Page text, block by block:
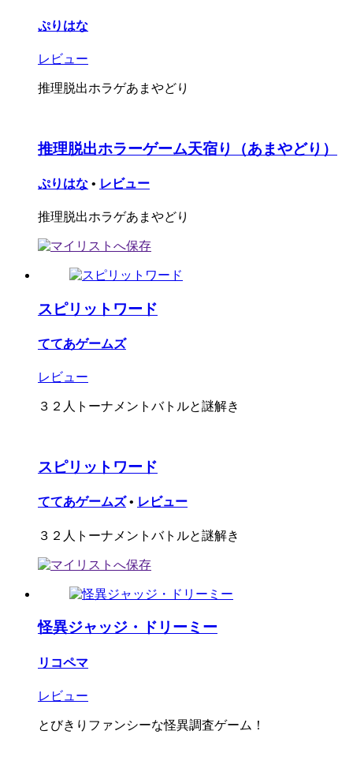
ぷりはな
レビュー
推理脱出ホラゲあまやどり
推理脱出ホラーゲーム天宿り（あまやどり）
ぷりはな • レビュー
推理脱出ホラゲあまやどり
スピリットワード
ててあゲームズ
レビュー
３２人トーナメントバトルと謎解き
スピリットワード
ててあゲームズ • レビュー
３２人トーナメントバトルと謎解き
怪異ジャッジ・ドリーミー
リコペマ
レビュー
とびきりファンシーな怪異調査ゲーム！